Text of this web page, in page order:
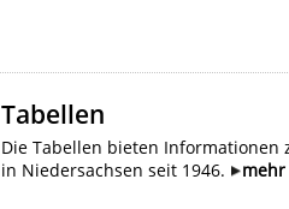
Tabellen
Die Tabellen bieten Informationen
in Niedersachsen seit 1946.
mehr